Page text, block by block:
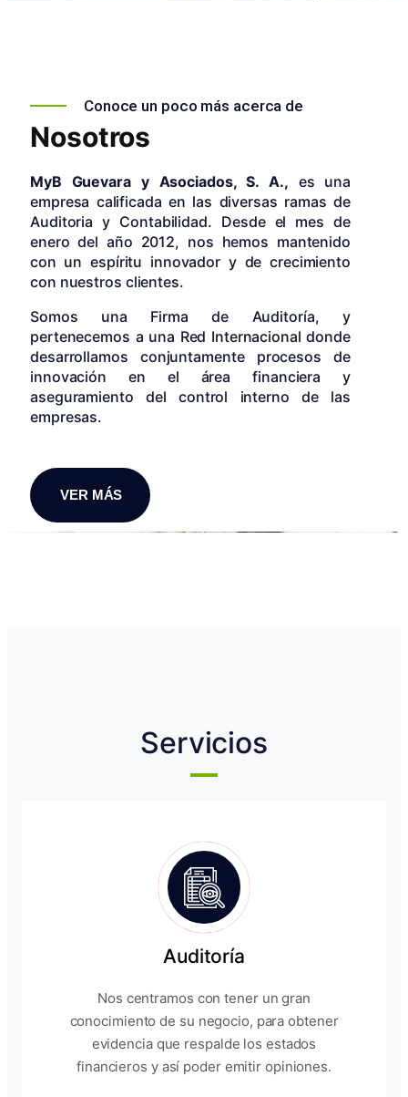
Conoce un poco más acerca de
Nosotros
MyB Guevara y Asociados, S. A., es una
empresa calificada en las diversas ramas de
Auditoria y Contabilidad. Desde el mes de
enero del año 2012, nos hemos mantenido
con un espíritu innovador y de crecimiento
con nuestros clientes.
Somos una Firma de Auditoría, y
pertenecemos a una Red Internacional donde
desarrollamos conjuntamente procesos de
innovación en el área financiera y
aseguramiento del control interno de las
empresas.
VER MÁS
Servicios
Auditoría
Nos centramos con tener un gran
conocimiento de su negocio, para obtener
evidencia que respalde los estados
financieros y así poder emitir opiniones.